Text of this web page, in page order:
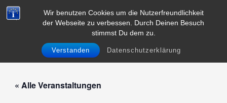
Wir benutzen Cookies um die Nutzerfreundlichkeit
der Webseite zu verbessen. Durch Deinen Besuch
stimmst Du dem zu.
Verstanden Datenschutzerklärung
Zum
Inhalt
Menü
« Alle Veranstaltungen